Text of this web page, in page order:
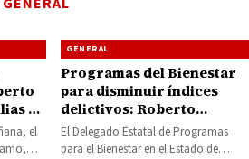
de
el
GENERAL
Programas del Bienestar
para disminuir índices
delictivos: Roberto
Pantoja
El Delegado Estatal de Programas
para el Bienestar en el Estado de